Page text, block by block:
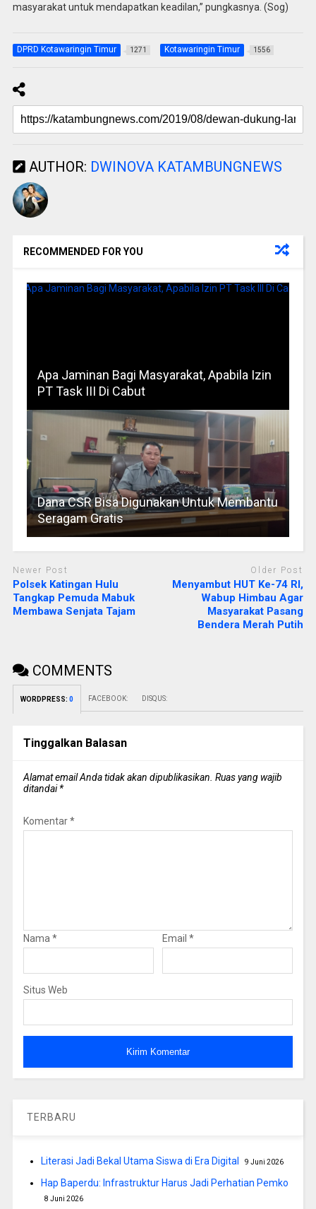
masyarakat untuk mendapatkan keadilan,” pungkasnya. (Sog)
DPRD Kotawaringin Timur 1271 Kotawaringin Timur 1556
AUTHOR: DWINOVA KATAMBUNGNEWS
RECOMMENDED FOR YOU
Apa Jaminan Bagi Masyarakat, Apabila Izin
PT Task III Di Cabut
Dana CSR Bisa Digunakan Untuk Membantu
Seragam Gratis
Newer Post
Polsek Katingan Hulu
Tangkap Pemuda Mabuk
Membawa Senjata Tajam
Older Post
Menyambut HUT Ke-74 RI,
Wabup Himbau Agar
Masyarakat Pasang
Bendera Merah Putih
COMMENTS
WORDPRESS: 0 FACEBOOK: DISQUS:
Tinggalkan Balasan
Alamat email Anda tidak akan dipublikasikan. Ruas yang wajib
ditandai*
Komentar*
Nama* Email *
Situs Web
TERBARU
Literasi Jadi Bekal Utama Siswa di Era Digital 9 Juni 2026
Hap Baperdu: Infrastruktur Harus Jadi Perhatian Pemko
8 Juni 2026